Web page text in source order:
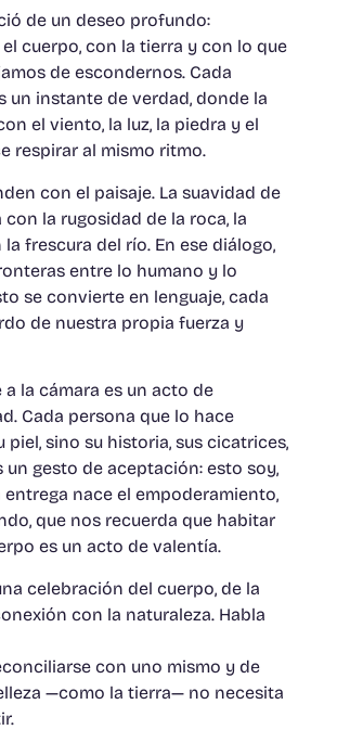
de un deseo profundo:
cuerpo, con la tierra y con lo que
de escondernos. Cada
un instante de verdad, donde la
el viento, la luz, la piedra y el
respirar al mismo ritmo.
con el paisaje. La suavidad de
con la rugosidad de la roca, la
frescura del río. En ese diálogo,
entre lo humano y lo
se convierte en lenguaje, cada
de nuestra propia fuerza y
la cámara es un acto de
Cada persona que lo hace
piel, sino su historia, sus cicatrices,
un gesto de aceptación: esto soy,
entrega nace el empoderamiento,
que nos recuerda que habitar
es un acto de valentía.
celebración del cuerpo, de la
con la naturaleza. Habla
con uno mismo y de
—como la tierra— no necesita